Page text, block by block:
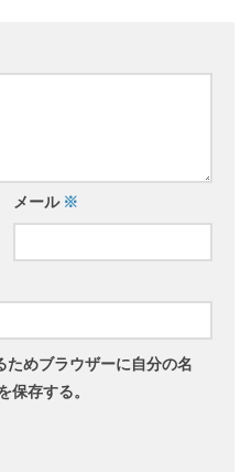
メール ※
めブラウザーに自分の名
保存する。